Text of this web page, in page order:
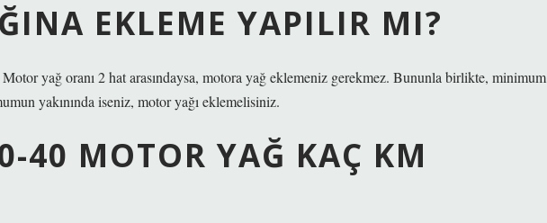
EKLEME YAPILIR MI?
yağ oranı 2 hat arasındaysa, motora yağ eklemeniz gerekmez. Bununla birlikte, minimum
yakınında iseniz, motor yağı eklemelisiniz.
40 MOTOR YAĞ KAÇ KM